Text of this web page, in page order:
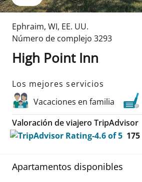
Ephraim, WI, EE. UU.
Número de complejo 3293
High Point Inn
Los mejores servicios
Vacaciones en familia
Valoración de viajero TripAdvisor
175
Apartamentos disponibles